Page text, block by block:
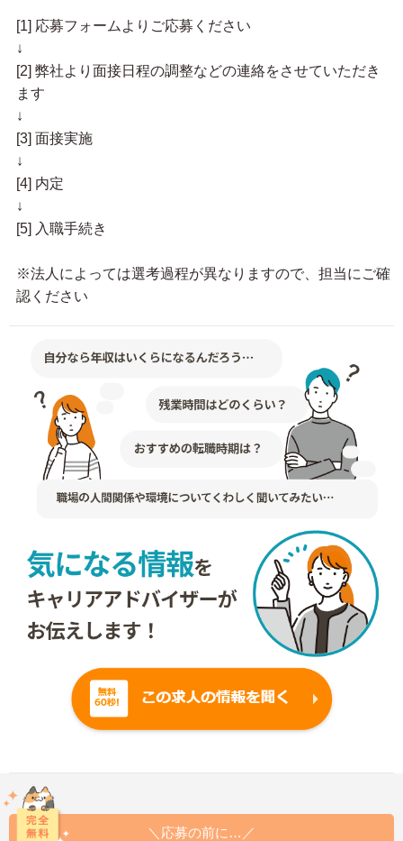
[1] 応募フォームよりご応募ください
↓
[2] 弊社より面接日程の調整などの連絡をさせていただき
ます
↓
[3] 面接実施
↓
[4] 内定
↓
[5] 入職手続き
※法人によっては選考過程が異なりますので、担当にご確
認ください
＼応募の前に…／